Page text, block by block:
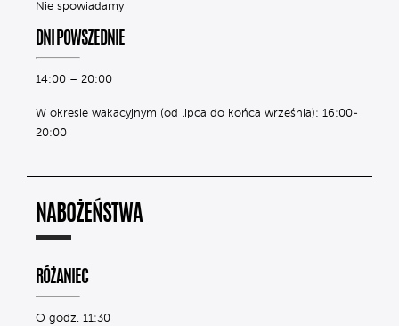
Nie spowiadamy
DNI POWSZEDNIE
14:00 – 20:00
W okresie wakacyjnym (od lipca do końca września): 16:00-
20:00
NABOŻEŃSTWA
RÓŻANIEC
O godz. 11:30